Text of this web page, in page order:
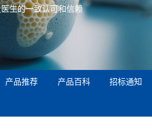
生的一致认可和信赖
产品推荐 产品百科 招标通知